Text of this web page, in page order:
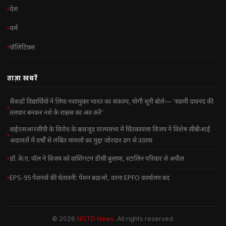
देश
धर्म
पॉलिटिक्स
ताज़ा खबरें
सैकड़ों विद्यार्थियों ने लिया नशामुक्त भारत का संकल्प, योगी सूरी बोले— ‘स्वामी दयानंद की
तलवार बनकर नशे के राक्षस का अंत करें’
वाईएसआरसीपी के विरोध के बावजूद राज्यसभा में चिंतकायला विजय ने विशेष सीबीआई
अदालतों में वर्षों से लंबित मामलों का मुद्दा जोरदार ढंग से उठाया
डॉ. के.ए. पॉल ने विजय को वाशिंगटन डीसी बुलाया, स्टालिन परिवार से अपील
EPS-95 पेंशनर्स की चेतावनी: पेंशन बढ़ाओ, वरना EPFO कार्यालय बंद
© 2026 NOTD News. All rights reserved.